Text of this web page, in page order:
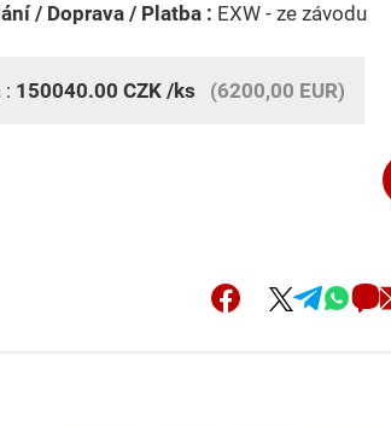
/ Doprava / Platba : EXW - ze závodu
: 150040.00 CZK /ks (6200,00 EUR)